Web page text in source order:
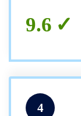
9.6
4